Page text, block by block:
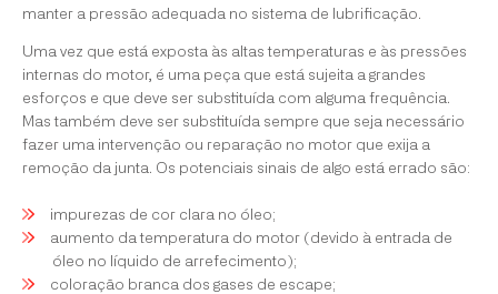
manter a pressão adequada no sistema de lubrificação.
Uma vez que está exposta às altas temperaturas e às pressões
internas do motor, é uma peça que está sujeita a grandes
esforços e que deve ser substituída com alguma frequência.
Mas também deve ser substituída sempre que seja necessário
fazer uma intervenção ou reparação no motor que exija a
remoção da junta. Os potenciais sinais de algo está errado são:
impurezas de cor clara no óleo;
aumento da temperatura do motor (devido à entrada de
óleo no líquido de arrefecimento);
coloração branca dos gases de escape;